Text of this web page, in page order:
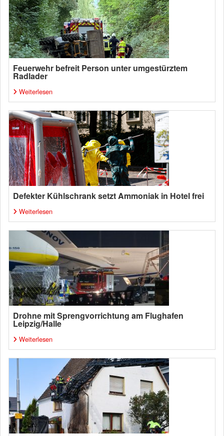
Feuerwehr befreit Person unter umgestürztem
Radlader
Weiterlesen
Defekter Kühlschrank setzt Ammoniak in Hotel frei
Weiterlesen
Drohne mit Sprengvorrichtung am Flughafen
Leipzig/Halle
Weiterlesen